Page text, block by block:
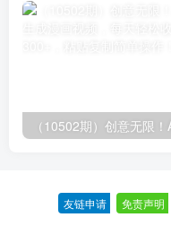
友链申请 免责声明